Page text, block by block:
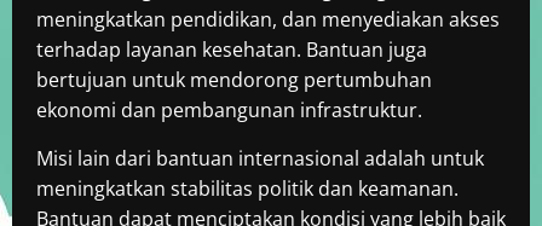
meningkatkan pendidikan, dan menyediakan akses
terhadap layanan kesehatan. Bantuan juga
bertujuan untuk mendorong pertumbuhan
ekonomi dan pembangunan infrastruktur.
Misi lain dari bantuan internasional adalah untuk
meningkatkan stabilitas politik dan keamanan.
Bantuan dapat menciptakan kondisi yang lebih baik